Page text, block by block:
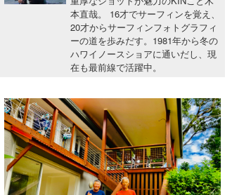
WAVE HUNTER波予想ツール
会員メニュー
今月のプレゼント
本直哉。 16才でサーフィンを覚え、
20才からサーフィンフォトグラフィ
ーの道を歩みだす。1981年から冬の
ハワイノースショアに通いだし、現
在も最前線で活躍中。
ショップ情報
湘南
千葉北
ウラナミ
お知らせ
その他